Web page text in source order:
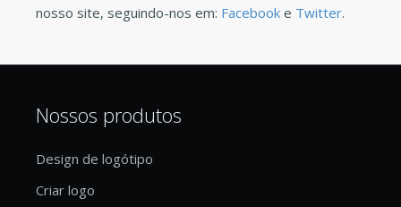
nosso site, seguindo-nos em: Facebook e Twitter.
Nossos produtos
Design de logótipo
Criar logo